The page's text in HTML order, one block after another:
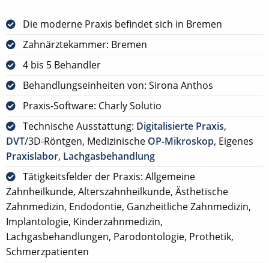
Die moderne Praxis befindet sich in Bremen
Zahnärztekammer: Bremen
4 bis 5 Behandler
Behandlungseinheiten von: Sirona Anthos
Praxis-Software: Charly Solutio
Technische Ausstattung: Digitalisierte Praxis,
DVT/3D-Röntgen, Medizinische OP-Mikroskop, Eigenes
Praxislabor, Lachgasbehandlung
Tätigkeitsfelder der Praxis: Allgemeine
Zahnheilkunde, Alterszahnheilkunde, Ästhetische
Zahnmedizin, Endodontie, Ganzheitliche Zahnmedizin,
Implantologie, Kinderzahnmedizin,
Lachgasbehandlungen, Parodontologie, Prothetik,
Schmerzpatienten